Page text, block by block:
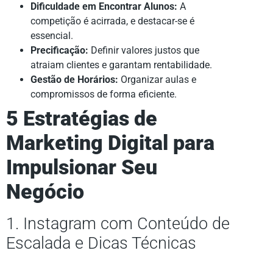
Dificuldade em Encontrar Alunos: A
competição é acirrada, e destacar-se é
essencial.
Precificação: Definir valores justos que
atraiam clientes e garantam rentabilidade.
Gestão de Horários: Organizar aulas e
compromissos de forma eficiente.
5 Estratégias de
Marketing Digital para
Impulsionar Seu
Negócio
1. Instagram com Conteúdo de
Escalada e Dicas Técnicas